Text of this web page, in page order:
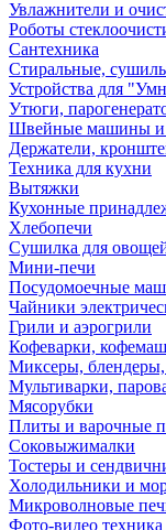
Увлажнители и
Роботы
Сантехника
Стиральные,
Устройства для
Утюги,
Швейные машины и
Держатели,
Техника для кухни
Вытяжки
Кухонные
Хлебопечи
Сушилка для
Мини-печи
Посудомоечные
Чайники
Грили и аэрогрили
Кофеварки,
Миксеры,
Мультиварки,
Мясорубки
Плиты и варочные
Соковыжималки
Тостеры и
Холодильники и
Микроволновые
Фото-видео техника